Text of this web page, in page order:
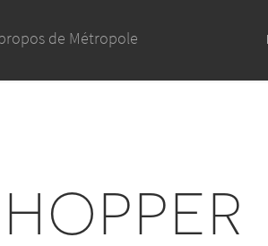
de Métropole